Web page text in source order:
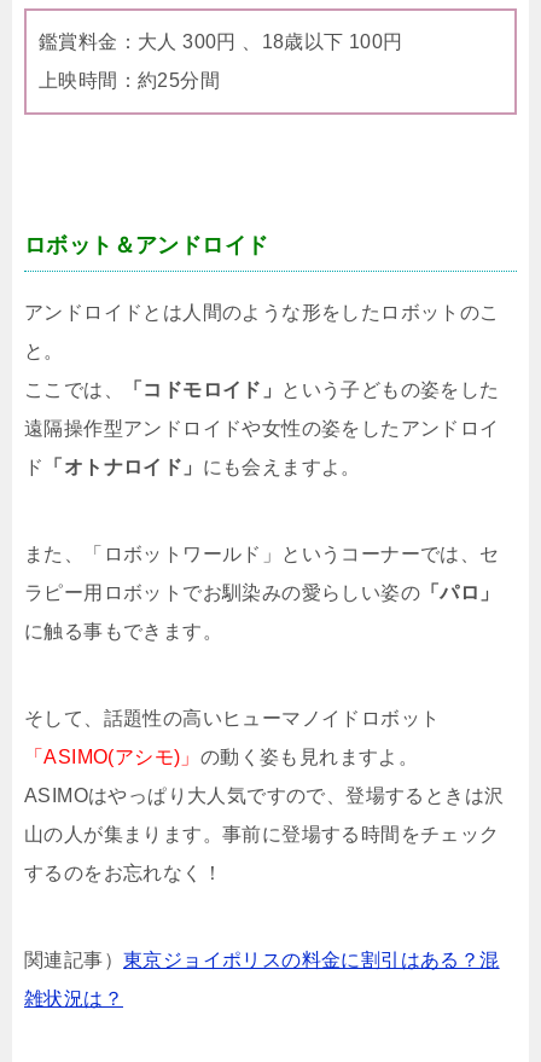
鑑賞料金：大人 300円 、18歳以下 100円
上映時間：約25分間
ロボット＆アンドロイド
アンドロイドとは人間のような形をしたロボットのこ
と。
ここでは、
「コドモロイド」
という子どもの姿をした
遠隔操作型アンドロイドや女性の姿をしたアンドロイ
ド
「オトナロイド」 にも会えますよ。
また、「ロボットワールド」というコーナーでは、セ
ラピー用ロボットでお馴染みの愛らしい姿の 「パロ」
に触る事もできます。
そして、話題性の高いヒューマノイドロボット
「ASIMO(アシモ)」 の動く姿も見れますよ。
ASIMOはやっぱり大人気ですので、登場するときは沢
山の人が集まります。事前に登場する時間をチェック
するのをお忘れなく！
関連記事） 東京ジョイポリスの料金に割引はある？混
雑状況は？